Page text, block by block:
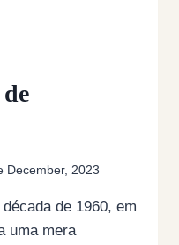
December, 2023
de 1960, em
uma mera